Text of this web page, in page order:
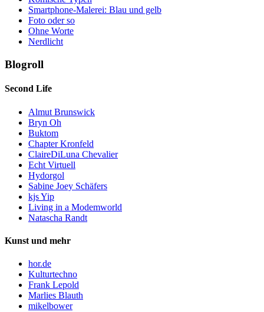
Smartphone-Malerei: Blau und gelb
Foto oder so
Ohne Worte
Nerdlicht
Blogroll
Second Life
Almut Brunswick
Bryn Oh
Buktom
Chapter Kronfeld
ClaireDiLuna Chevalier
Echt Virtuell
Hydorgol
Sabine Joey Schäfers
kjs Yip
Living in a Modemworld
Natascha Randt
Kunst und mehr
hor.de
Kulturtechno
Frank Lepold
Marlies Blauth
mikelbower